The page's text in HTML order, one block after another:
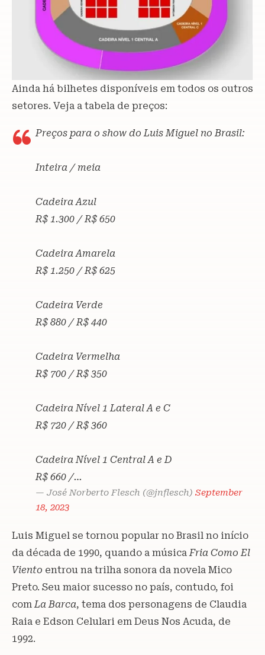
Ainda há bilhetes disponíveis em todos os outros
setores. Veja a tabela de preços:
Preços para o show do Luis Miguel no Brasil:
Inteira / meia
Cadeira Azul
R$ 1.300 / R$ 650
Cadeira Amarela
R$ 1.250 / R$ 625
Cadeira Verde
R$ 880 / R$ 440
Cadeira Vermelha
R$ 700 / R$ 350
Cadeira Nível 1 Lateral A e C
R$ 720 / R$ 360
Cadeira Nível 1 Central A e D
R$ 660 /…
— José Norberto Flesch (@jnflesch) September
18, 2023
Luis Miguel se tornou popular no Brasil no início
da década de 1990, quando a música Fria Como El
Viento entrou na trilha sonora da novela Mico
Preto. Seu maior sucesso no país, contudo, foi
com La Barca, tema dos personagens de Claudia
Raia e Edson Celulari em Deus Nos Acuda, de
1992.